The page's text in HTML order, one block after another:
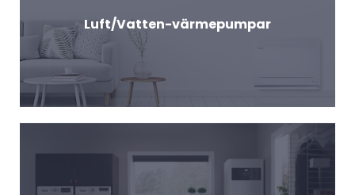
Luft/Vatten-värmepumpar